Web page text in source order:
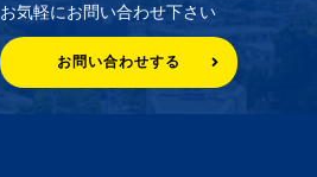
お気軽にお問い合わせ下さい
お問い合わせする